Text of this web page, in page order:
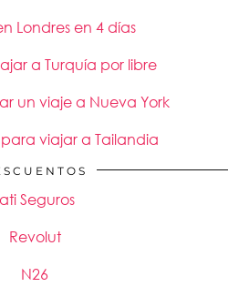
Londres en 4 días
a Turquía por libre
un viaje a Nueva York
viajar a Tailandia
Seguros
Revolut
N26